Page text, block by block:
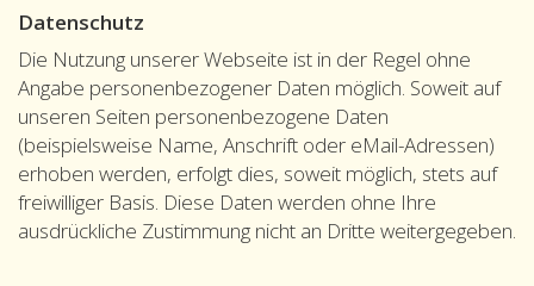
Datenschutz
Die Nutzung unserer Webseite ist in der Regel ohne
Angabe personenbezogener Daten möglich. Soweit auf
unseren Seiten personenbezogene Daten
(beispielsweise Name, Anschrift oder eMail-Adressen)
erhoben werden, erfolgt dies, soweit möglich, stets auf
freiwilliger Basis. Diese Daten werden ohne Ihre
ausdrückliche Zustimmung nicht an Dritte weitergegeben.